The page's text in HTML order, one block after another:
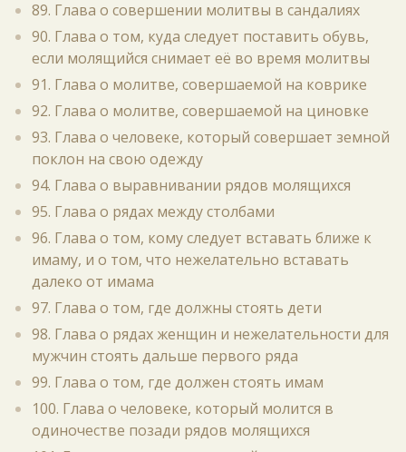
89. Глава о совершении молитвы в сандалиях
90. Глава о том, куда следует поставить обувь,
если молящийся снимает её во время молитвы
91. Глава о молитве, совершаемой на коврике
92. Глава о молитве, совершаемой на циновке
93. Глава о человеке, который совершает земной
поклон на свою одежду
94. Глава о выравнивании рядов молящихся
95. Глава о рядах между столбами
96. Глава о том, кому следует вставать ближе к
имаму, и о том, что нежелательно вставать
далеко от имама
97. Глава о том, где должны стоять дети
98. Глава о рядах женщин и нежелательности для
мужчин стоять дальше первого ряда
99. Глава о том, где должен стоять имам
100. Глава о человеке, который молится в
одиночестве позади рядов молящихся